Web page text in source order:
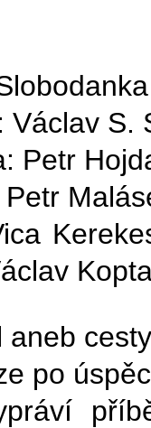
Václav S.
Petr
aneb
po